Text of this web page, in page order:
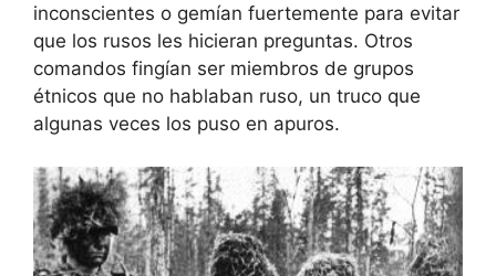
inconscientes o gemían fuertemente para evitar
que los rusos les hicieran preguntas. Otros
comandos fingían ser miembros de grupos
étnicos que no hablaban ruso, un truco que
algunas veces los puso en apuros.